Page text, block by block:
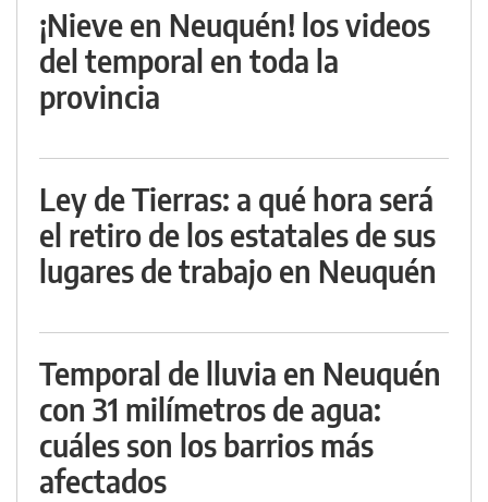
¡Nieve en Neuquén! los videos
del temporal en toda la
provincia
Ley de Tierras: a qué hora será
el retiro de los estatales de sus
lugares de trabajo en Neuquén
Temporal de lluvia en Neuquén
con 31 milímetros de agua:
cuáles son los barrios más
afectados